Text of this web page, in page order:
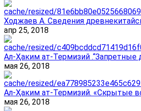
Ходжаев А. Сведения
апр 25, 2018
Ал-Ҳаким ат-Термизий .“Запретные
мая 26, 2018
Ал-Ҳаким ат-Термизий. «Скрытые
мая 26, 2018